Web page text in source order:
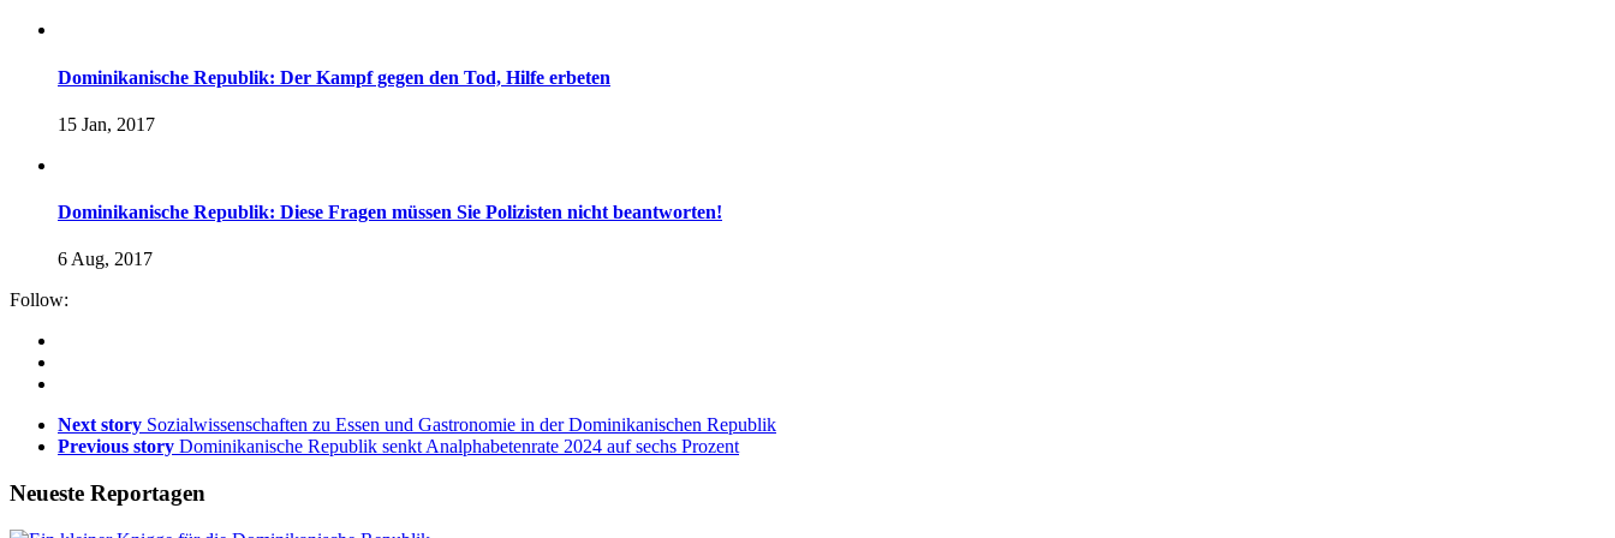
Dominikanische Republik: Der Kampf gegen den Tod, Hilfe erbeten
15 Jan, 2017
Dominikanische Republik: Diese Fragen müssen Sie Polizisten nicht beantworten!
6 Aug, 2017
Follow:
Next story Sozialwissenschaften zu Essen und Gastronomie in der Dominikanischen Republik
Previous story Dominikanische Republik senkt Analphabetenrate 2024 auf sechs Prozent
Neueste Reportagen